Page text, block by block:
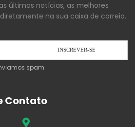
últimas notícias, as melhores
na sua caixa de correio.
spam.
Contato